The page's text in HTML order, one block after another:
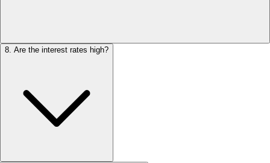
8. Are the interest rates high?